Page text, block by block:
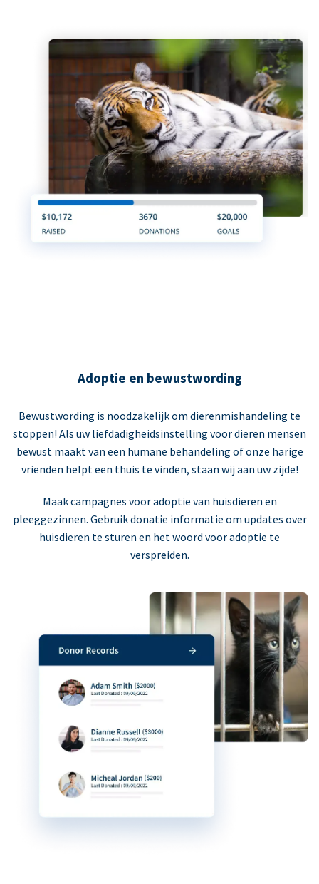
Adoptie en bewustwording
Bewustwording is noodzakelijk om dierenmishandeling te
stoppen! Als uw liefdadigheidsinstelling voor dieren mensen
bewust maakt van een humane behandeling of onze harige
vrienden helpt een thuis te vinden, staan wij aan uw zijde!
Maak campagnes voor adoptie van huisdieren en
pleeggezinnen. Gebruik donatie informatie om updates over
huisdieren te sturen en het woord voor adoptie te
verspreiden.